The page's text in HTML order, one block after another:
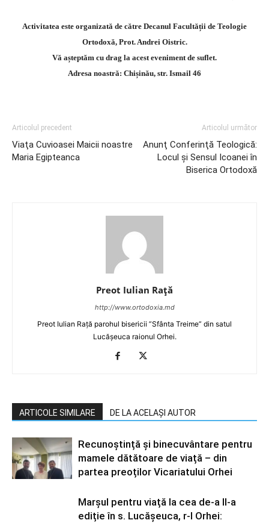
Activitatea este organizată de către Decanul Facultății de Teologie
Ortodoxă, Prot. Andrei Oistric.
Vă așteptăm cu drag la acest eveniment de suflet.
Adresa noastră: Chișinău, str. Ismail 46
Articolul precedent
Viaţa Cuvioasei Maicii noastre
Maria Egipteanca
Articolul următor
Anunţ Conferinţă Teologică:
Locul și Sensul Icoanei în
Biserica Ortodoxă
Preot Iulian Raţă
http://www.ortodoxia.md
Preot Iulian Rață parohul bisericii ”Sfânta Treime” din satul
Lucășeuca raionul Orhei.
ARTICOLE SIMILARE DE LA ACELAȘI AUTOR
Recunoștință și binecuvântare pentru
mamele dătătoare de viață – din
partea preoților Vicariatului Orhei
Marșul pentru viață la cea de-a II-a
ediție în s. Lucășeuca, r-l Orhei: